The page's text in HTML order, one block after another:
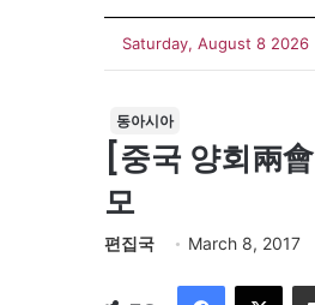
Saturday, August 8 2026
동아시아
[중국 양회兩
모
편집국 March 8, 2017